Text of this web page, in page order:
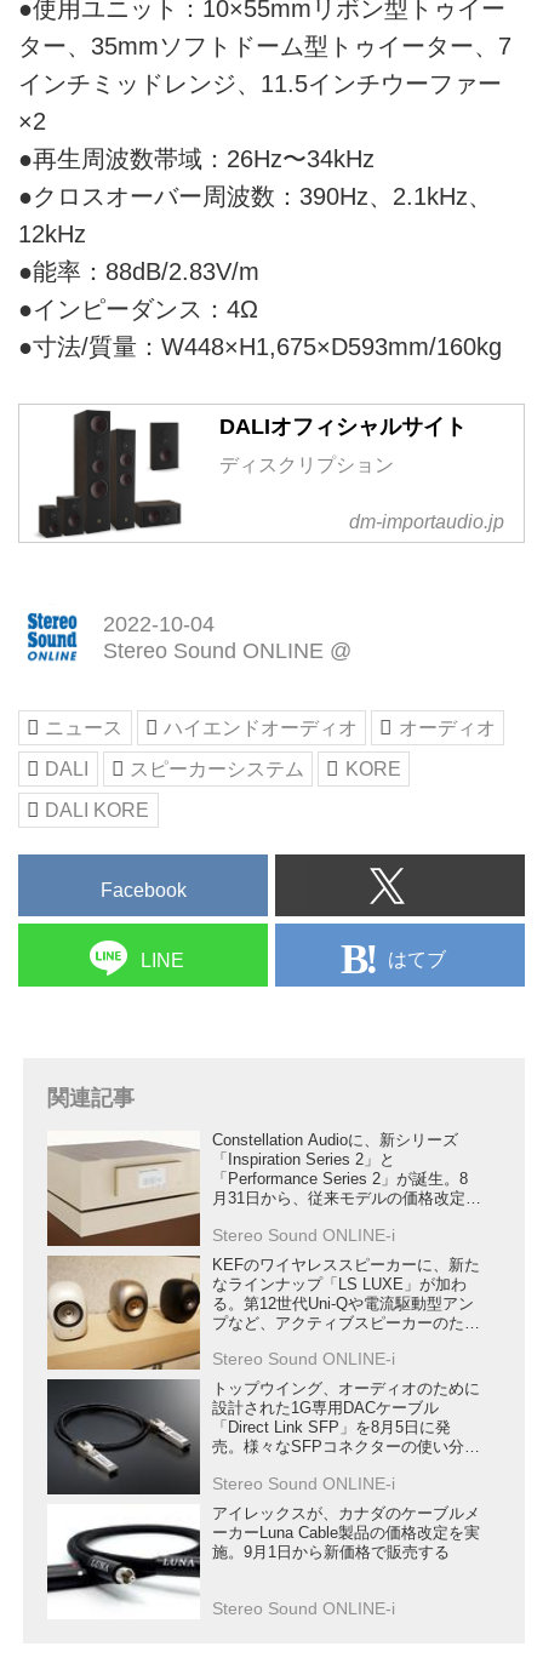
●使用ユニット：10×55mmリボン型トゥイー
ター、35mmソフトドーム型トゥイーター、7
インチミッドレンジ、11.5インチウーファー
×2
●再生周波数帯域：26Hz〜34kHz
●クロスオーバー周波数：390Hz、2.1kHz、
12kHz
●能率：88dB/2.83V/m
●インピーダンス：4Ω
●寸法/質量：W448×H1,675×D593mm/160kg
DALIオフィシャルサイト
ディスクリプション
dm-importaudio.jp
2022-10-04
Stereo Sound ONLINE @
ニュース ハイエンドオーディオ
オーディオ
DALI
スピーカーシステム
KORE
DALI KORE
Facebook
LINE はてブ
関連記事
Constellation Audioに、新シリーズ
「Inspiration Series 2」と
「Performance Series 2」が誕生。8
月31日から、従来モデルの価格改定も
Stereo Sound ONLINE-i
KEFのワイヤレススピーカーに、新た
なラインナップ「LS LUXE」が加わ
る。第12世代Uni-Qや電流駆動型アン
プなど、アクティブスピーカーのため
Stereo Sound ONLINE-i
トップウイング、オーディオのために
設計された1G専用DACケーブル
「Direct Link SFP」を8月5日に発
売。様々なSFPコネクターの使い分け
Stereo Sound ONLINE-i
アイレックスが、カナダのケーブルメ
ーカーLuna Cable製品の価格改定を実
施。9月1日から新価格で販売する
Stereo Sound ONLINE-i